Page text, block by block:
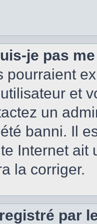
je pas
pourraient
et
un
banni. Il
Internet
la corriger.
par